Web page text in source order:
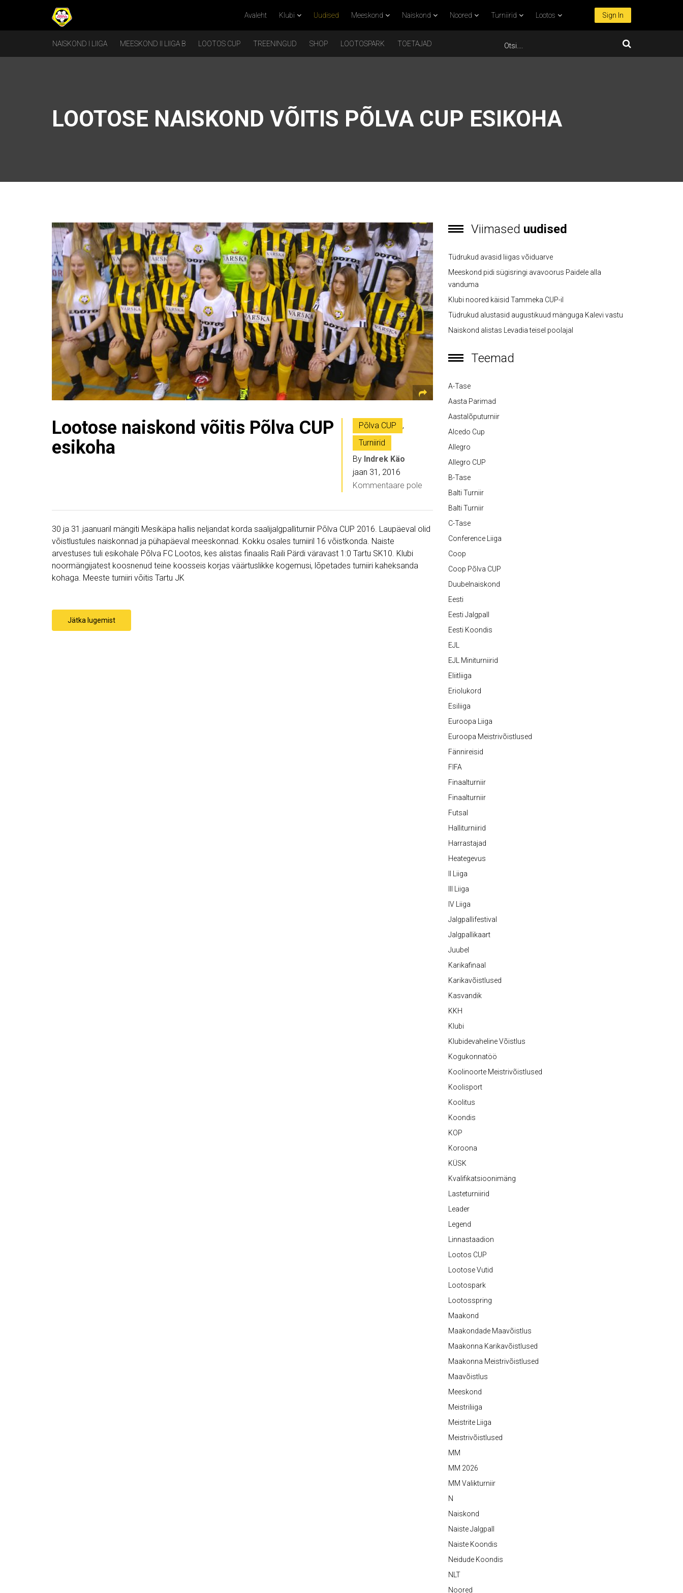
Avaleht Klubi Uudised Meeskond Naiskond Noored Turniirid Lootos Sign In
NAISKOND I LIIGA MEESKOND II LIIGA B LOOTOS CUP TREENINGUD SHOP LOOTOSPARK TOETAJAD
LOOTOSE NAISKOND VÕITIS PÕLVA CUP ESIKOHA
Lootose naiskond võitis Põlva CUP
esikoha
Põlva CUP
,
Turniirid
By Indrek Käo
jaan 31, 2016
Kommentaare pole
30 ja 31.jaanuaril mängiti Mesikäpa hallis neljandat korda saalijalgpalliturniir Põlva CUP 2016. Laupäeval olid
võistlustules naiskonnad ja pühapäeval meeskonnad. Kokku osales turniiril 16 võistkonda. Naiste
arvestuses tuli esikohale Põlva FC Lootos, kes alistas finaalis Raili Pärdi väravast 1:0 Tartu SK10. Klubi
noormängijatest koosnenud teine koosseis korjas väärtuslikke kogemusi, lõpetades turniiri kaheksanda
kohaga. Meeste turniiri võitis Tartu JK
Jätka lugemist
Viimased uudised
Tüdrukud avasid liigas võiduarve
Meeskond pidi sügisringi avavoorus Paidele alla
vanduma
Klubi noored käisid Tammeka CUP-il
Tüdrukud alustasid augustikuud mänguga Kalevi vastu
Naiskond alistas Levadia teisel poolajal
Teemad
A-Tase
Aasta Parimad
Aastalõputurniir
Alcedo Cup
Allegro
Allegro CUP
B-Tase
Balti Turniir
Balti Turniir
C-Tase
Conference Liiga
Coop
Coop Põlva CUP
Duubelnaiskond
Eesti
Eesti Jalgpall
Eesti Koondis
EJL
EJL Miniturniirid
Eliitliiga
Eriolukord
Esiliiga
Euroopa Liiga
Euroopa Meistrivõistlused
Fännireisid
FIFA
Finaalturniir
Finaalturniir
Futsal
Halliturniirid
Harrastajad
Heategevus
II Liiga
III Liiga
IV Liiga
Jalgpallifestival
Jalgpallikaart
Juubel
Karikafinaal
Karikavõistlused
Kasvandik
KKH
Klubi
Klubidevaheline Võistlus
Kogukonnatöö
Koolinoorte Meistrivõistlused
Koolisport
Koolitus
Koondis
KOP
Koroona
KÜSK
Kvalifikatsioonimäng
Lasteturniirid
Leader
Legend
Linnastaadion
Lootos CUP
Lootose Vutid
Lootospark
Lootosspring
Maakond
Maakondade Maavõistlus
Maakonna Karikavõistlused
Maakonna Meistrivõistlused
Maavõistlus
Meeskond
Meistriliiga
Meistrite Liiga
Meistrivõistlused
MM
MM 2026
MM Valikturniir
N
Naiskond
Naiste Jalgpall
Naiste Koondis
Neidude Koondis
NLT
Noored